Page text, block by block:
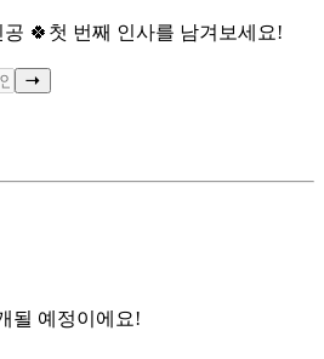
🍀 첫 번째 인사를 남겨보세요!
될 예정이에요!